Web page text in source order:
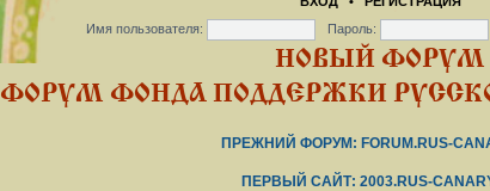
Имя пользователя:
Пароль:
НОВЫЙ ФОРУМ
ФОРУМ ФОНДА ПОДДЕРЖКИ
ПРЕЖНИЙ ФОРУМ: FORUM.RUS-
ПЕРВЫЙ САЙТ: 2003.RUS-